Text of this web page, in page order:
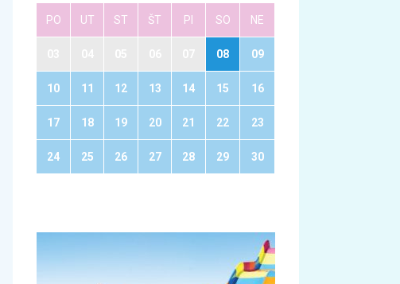
PO UT ST ŠT PI SO NE
08 09
10 11 12 13 14 15 16
17 18 19 20 21 22 23
24 25 26 27 28 29 30